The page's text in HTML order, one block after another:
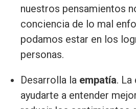
nuestros pensamientos
conciencia de lo mal
podamos estar en los
personas.
Desarrolla la empatía. La
ayudarte a entender